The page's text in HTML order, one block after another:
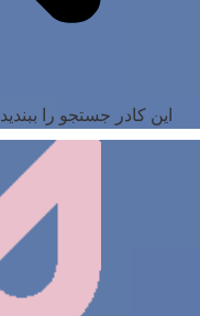
این کادر جستجو را ببندید.